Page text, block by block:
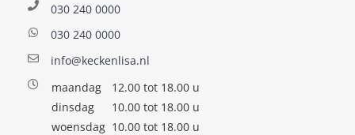
030 240 0000
030 240 0000
info@keckenlisa.nl
maandag
12.00 tot 18.00 u
dinsdag
10.00 tot 18.00 u
woensdag 10.00 tot 18.00 u